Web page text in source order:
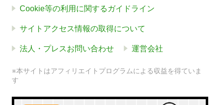
Cookie等の利用に関するガイドライン
サイトアクセス情報の取得について
法人・プレスお問い合わせ 運営会社
※本サイトはアフィリエイトプログラムによる収益を得ていま
す